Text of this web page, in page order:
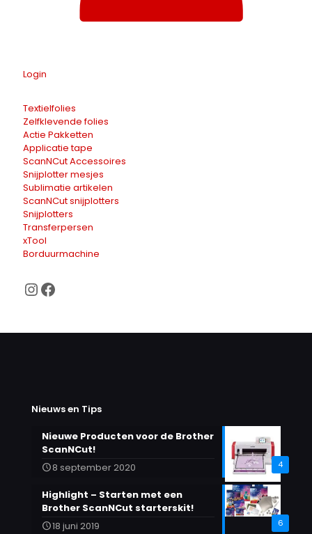
Login
Textielfolies
Zelfklevende folies
Actie Pakketten
Applicatie tape
ScanNCut Accessoires
Snijplotter mesjes
Sublimatie artikelen
ScanNCut snijplotters
Snijplotters
Transferpersen
xTool
Borduurmachine
Instagram
Facebook
Nieuws en Tips
4
Nieuwe Producten voor de Brother
ScanNCut!
8 september 2020
6
Highlight – Starten met een
Brother ScanNCut starterskit!
18 juni 2019